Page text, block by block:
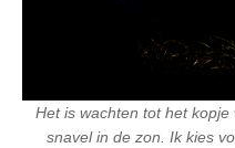
Het is wachten tot het
snavel in de zon. Ik kies